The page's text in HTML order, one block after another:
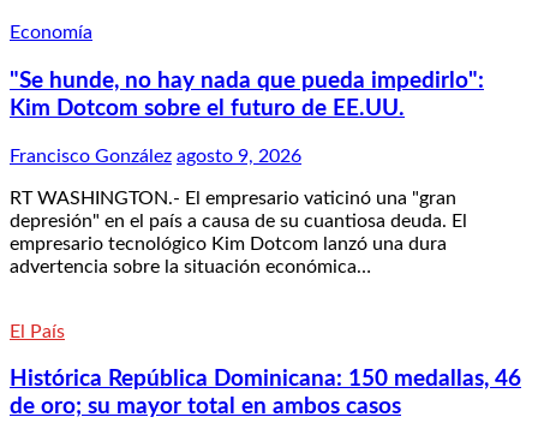
Economía
"Se hunde, no hay nada que pueda impedirlo":
Kim Dotcom sobre el futuro de EE.UU.
Francisco González agosto 9, 2026
RT WASHINGTON.- El empresario vaticinó una "gran
depresión" en el país a causa de su cuantiosa deuda. El
empresario tecnológico Kim Dotcom lanzó una dura
advertencia sobre la situación económica…
El País
Histórica República Dominicana: 150 medallas, 46
de oro; su mayor total en ambos casos